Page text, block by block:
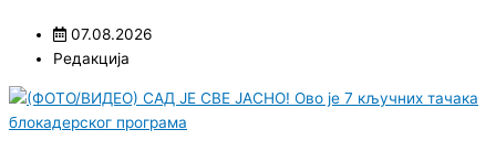
07.08.2026
Редакција